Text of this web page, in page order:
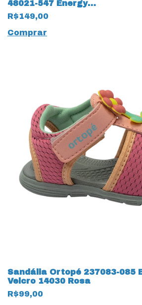
48021-547 Energy
Spider com LED 14031
R$149,00
Comprar
Sandália Ortopé 237083-085
Velcro 14030 Rosa
R$99,00